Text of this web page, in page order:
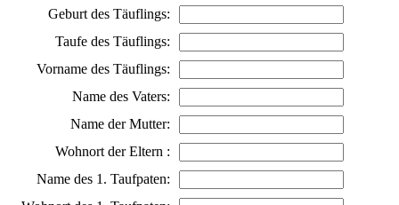
Geburt des Täuflings:
Taufe des Täuflings:
Vorname des Täuflings:
Name des Vaters:
Name der Mutter:
Wohnort der Eltern :
Name des 1. Taufpaten: